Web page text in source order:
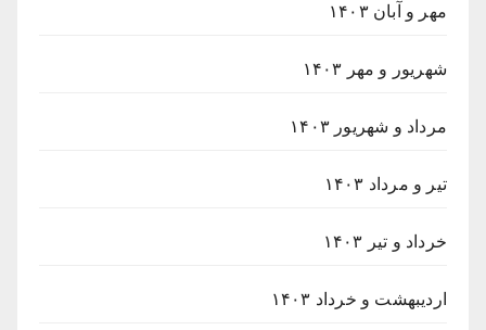
مهر و آبان ۱۴۰۳
شهریور و مهر ۱۴۰۳
مرداد و شهریور ۱۴۰۳
تیر و مرداد ۱۴۰۳
خرداد و تیر ۱۴۰۳
اردیبهشت و خرداد ۱۴۰۳